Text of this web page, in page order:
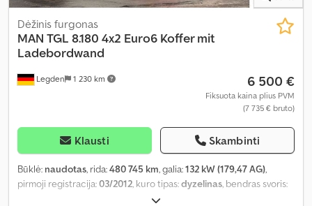
Legden 1 230 km
Dėžinis furgonas
MAN TGL 8.180 4x2 Euro6 Koffer mit
Ladebordwand
6 500 €
Fiksuota kaina plius PVM
(7 735 € bruto)
Klausti Skambinti
Būklė: naudotas, rida:480 745 km, galia:132 kW (179,47 AG),
pirmoji registracija:03/2012, kuro tipas:dyzelinas, bendras svoris:
, pavaros tipas: